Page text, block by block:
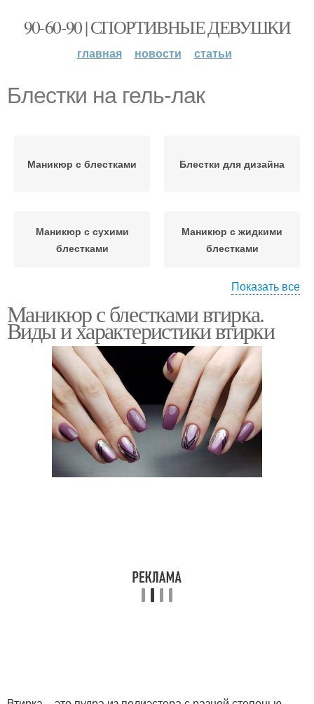
90-60-90 | СПОРТИВНЫЕ ДЕВУШКИ
главная новости статьи
Блестки на гель-лак
Маникюр с блестками Блестки для дизайна
Маникюр с сухими
блестками
Маникюр с жидкими
блестками
Блестка на гель-лак
Показать все
Маникюр с блестками втирка.
Виды и характеристики втирки